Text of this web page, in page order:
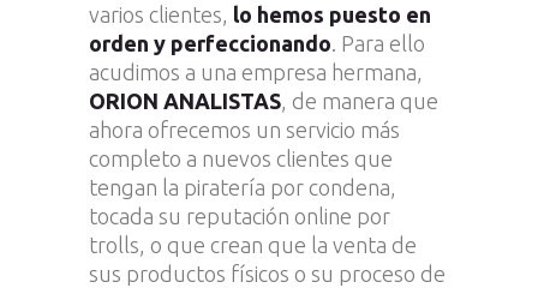
varios clientes, lo hemos puesto en
orden y perfeccionando. Para ello
acudimos a una empresa hermana,
ORION ANALISTAS, de manera que
ahora ofrecemos un servicio más
completo a nuevos clientes que
tengan la piratería por condena,
tocada su reputación online por
trolls, o que crean que la venta de
sus productos físicos o su proceso de